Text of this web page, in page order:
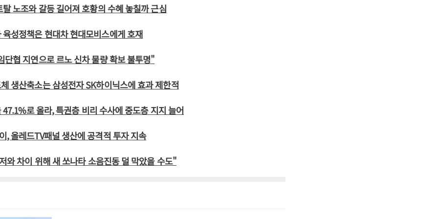
노조와 갈등 길어져 호황의 수혜 놓칠까 근심
성정책은 현대차 현대모비스에게 호재
협 지연으로 르노 신차 물량 확보 불투명"
생산축소는 삼성전자 SK하이닉스에 효과 제한적
로 올라, 특권층 비리 수사에 중도층 지지 늘어
, 올레드TV패널 생산에 공격적 투자 지속
차이 위해 새 쏘나타 소음진동 덜 막았을 수도"